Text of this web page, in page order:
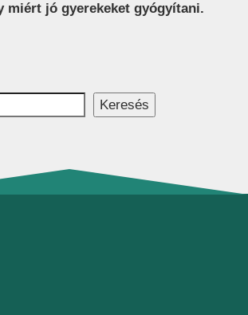
miért jó gyerekeket gyógyítani.
Keresés